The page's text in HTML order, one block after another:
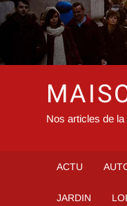
Nos articles de
ACTU
JARDIN